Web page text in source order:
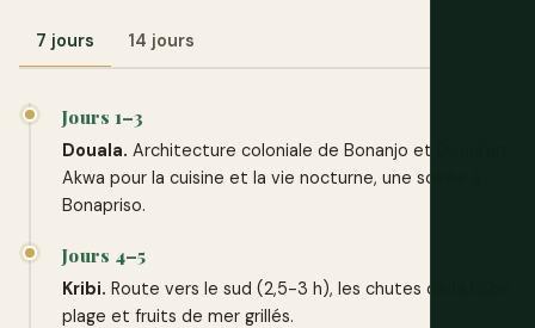
7 jours 14 jours
Jours 1–3
Douala. Architecture coloniale de Bonanjo et Doual'art,
Akwa pour la cuisine et la vie nocturne, une soirée à
Bonapriso.
Jours 4–5
Kribi. Route vers le sud (2,5-3 h), les chutes de la Lobe,
plage et fruits de mer grillés.